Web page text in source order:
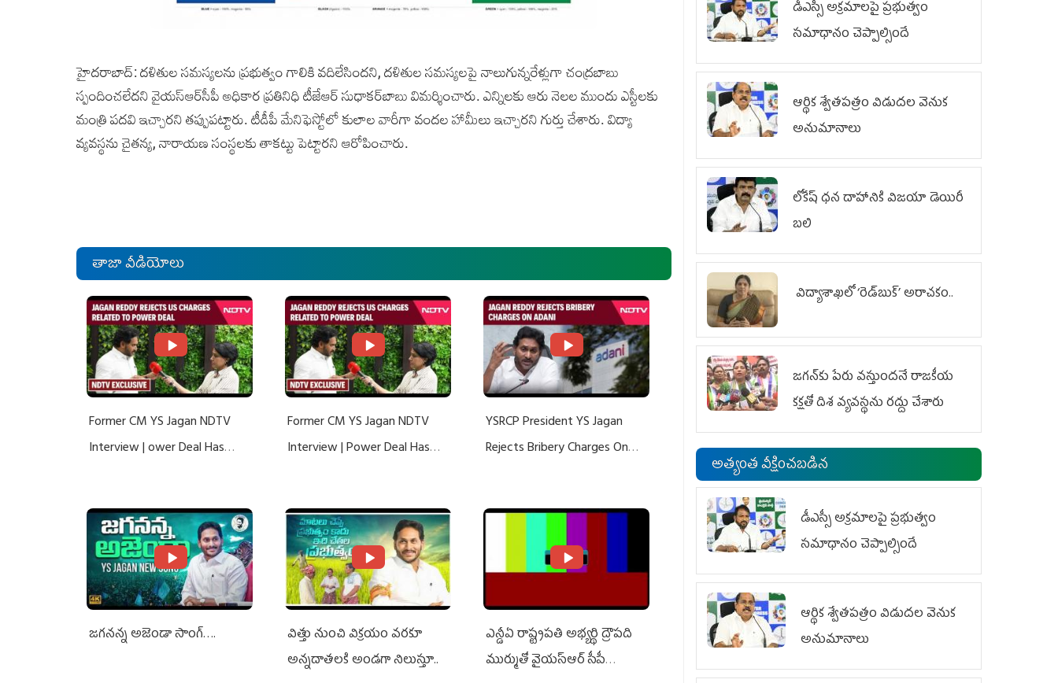
హైదరాబాద్‌: దళితుల సమస్యలను ప్రభుత్వం గాలికి వదిలేసిందని, దళితుల సమస్యలపై నాలుగున్నరేళ్లుగా చంద్రబాబు
స్పందించలేదని వైయస్‌ఆర్‌సీపీ అధికార ప్రతినిధి టీజేఆర్‌ సుధాకర్‌బాబు విమర్శించారు. ఎన్నిలకు ఆరు నెలల ముందు ఎస్టీలకు
మంత్రి పదవి ఇచ్చారని తప్పుపట్టారు. టీడీపీ మేనిఫెస్టోలో కులాల వారీగా వందల హామీలు ఇచ్చారని గుర్తు చేశారు. విద్యా
వ్యవస్థను చైతన్య, నారాయణ సంస్థలకు తాకట్టు పెట్టారని ఆరోపించారు.
తాజా వీడియోలు
Former CM YS Jagan NDTV
Interview | ower Deal Has
Former CM YS Jagan NDTV
Interview | Power Deal Has
YSRCP President YS Jagan
Rejects Bribery Charges On
జగనన్న అజెండా సాంగ్….
విత్తు నుంచి విక్రయం వరకూ
అన్నదాతలకి అండగా నిలుస్తూ..
ఎన్డీఏ రాష్ట్ర‌ప‌తి అభ్య‌ర్థి ద్రౌప‌ది
ముర్ముతో వైయ‌స్ఆర్ సీపీ
డీఎస్సీ అక్రమాలపై ప్రభుత్వం
సమాధానం చెప్పాల్సిందే
ఆర్థిక శ్వేతపత్రం విడుదల వెనుక
అనుమానాలు
లోకేష్ ధ‌న దాహానికి విజ‌యా డెయిరీ
బ‌లి
విద్యాశాఖలో ‘రెడ్‌బుక్’ అరాచకం..
జగన్‌కు పేరు వస్తుందనే రాజకీయ
కక్షతో దిశ వ్య‌వ‌స్థ‌ను రద్దు చేశారు
అత్యంత వీక్షించబడిన
డీఎస్సీ అక్రమాలపై ప్రభుత్వం
సమాధానం చెప్పాల్సిందే
ఆర్థిక శ్వేతపత్రం విడుదల వెనుక
అనుమానాలు